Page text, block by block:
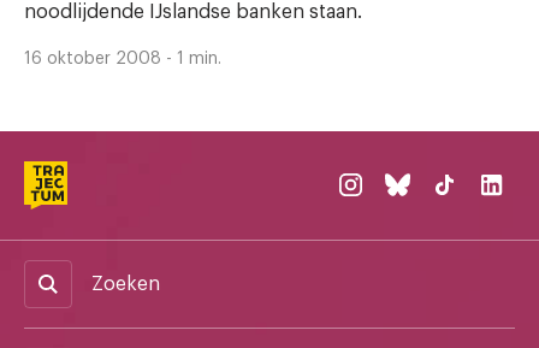
noodlijdende IJslandse banken staan.
16 oktober 2008 - 1 min.
Zoeken